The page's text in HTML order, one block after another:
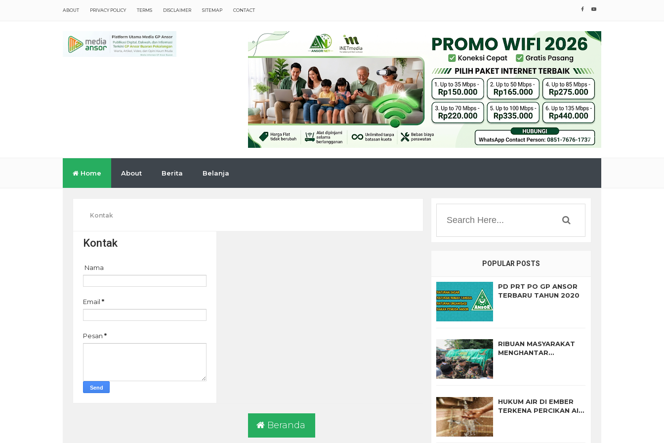
ABOUT PRIVACY POLICY TERMS DISCLAIMER SITEMAP CONTACT
Home About Berita Belanja
Kontak
Kontak
Nama
Email *
Pesan *
Beranda
POPULAR POSTS
PD PRT PO GP ANSOR
TERBARU TAHUN 2020
RIBUAN MASYARAKAT
MENGHANTAR
HUKUM AIR DI EMBER
TERKENA PERCIKAN AIR